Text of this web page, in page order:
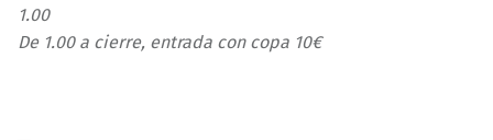
1.00
De 1.00 a cierre, entrada con copa 10€